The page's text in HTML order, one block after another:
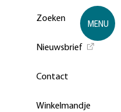
Zoeken
Nieuwsbrief
Contact
Winkelmandje
MENU